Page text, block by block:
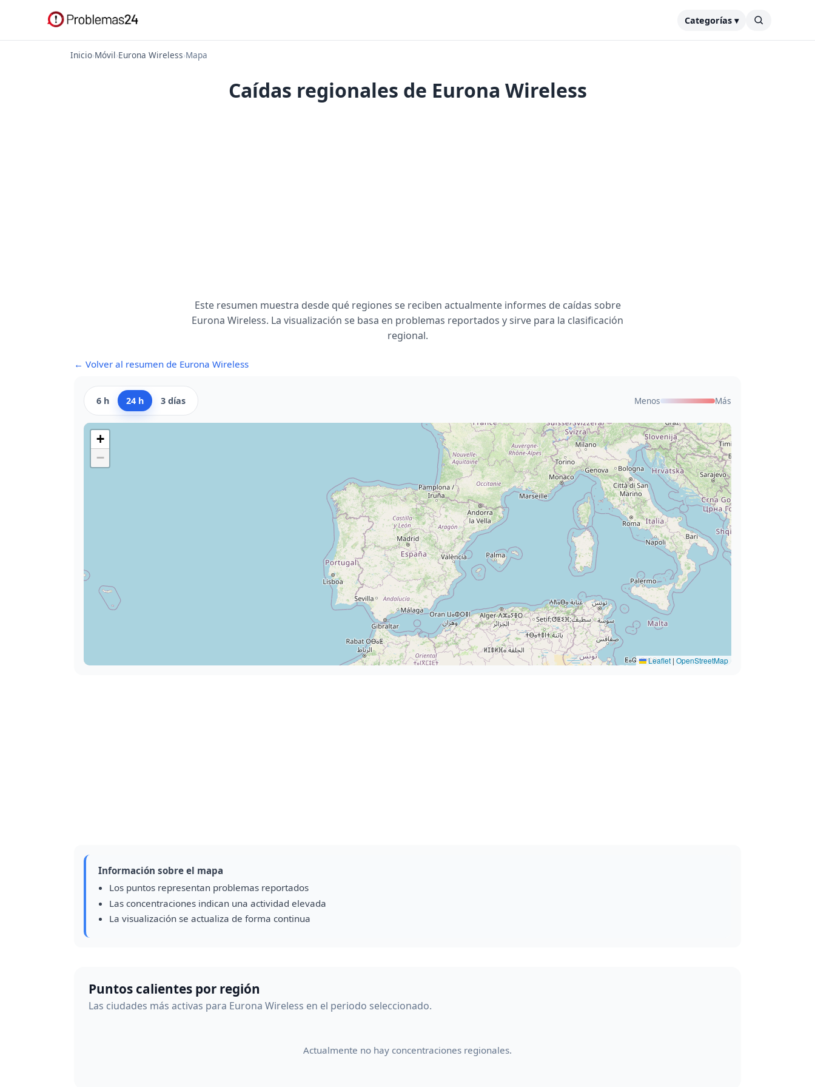
Categorías ▾
Inicio›Móvil›Eurona Wireless›Mapa
Caídas regionales de Eurona Wireless
Este resumen muestra desde qué regiones se reciben actualmente informes de caídas sobre
Eurona Wireless. La visualización se basa en problemas reportados y sirve para la clasificación
regional.
← Volver al resumen de Eurona Wireless
6 h 24 h 3 días Menos Más
+
−
Leaflet | OpenStreetMap
Información sobre el mapa
Los puntos representan problemas reportados
Las concentraciones indican una actividad elevada
La visualización se actualiza de forma continua
Puntos calientes por región
Las ciudades más activas para Eurona Wireless en el periodo seleccionado.
Actualmente no hay concentraciones regionales.